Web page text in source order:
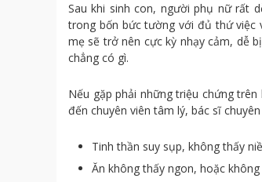
Sau khi sinh con, người phụ nữ rất
trong bốn bức tường với đủ thứ việc
mẹ sẽ trở nên cực kỳ nhạy cảm, dễ
chẳng có gì.
Nếu gặp phải những triệu chứng
đến chuyên viên tâm lý, bác sĩ
Tinh thần suy sụp, không thấy
Ăn không thấy ngon, hoặc